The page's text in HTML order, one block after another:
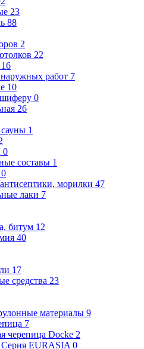
23
88
2
22
16
работ 7
10
0
26
1
0
составы 1
0
морилки 47
лаки 7
битум 12
40
17
средства 23
материалы 9
7
черепица Docke 2
Серия EURASIA 0